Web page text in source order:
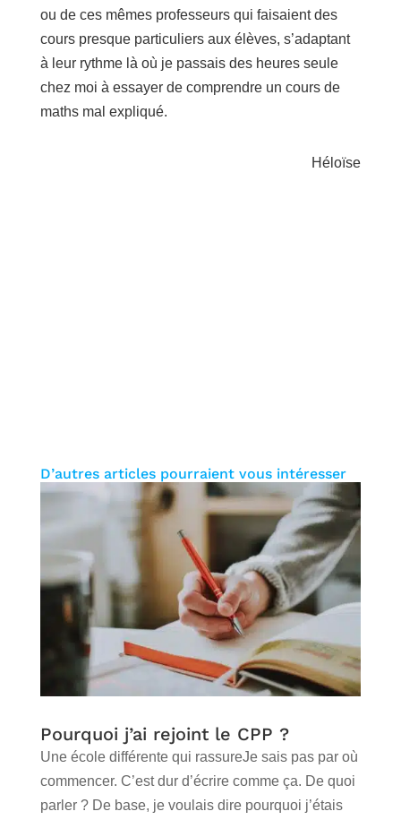
ou de ces mêmes professeurs qui faisaient des
cours presque particuliers aux élèves, s’adaptant
à leur rythme là où je passais des heures seule
chez moi à essayer de comprendre un cours de
maths mal expliqué.
Héloïse
D’autres articles pourraient vous intéresser
Pourquoi j’ai rejoint le CPP ?
Une école différente qui rassureJe sais pas par où
commencer. C’est dur d’écrire comme ça. De quoi
parler ? De base, je voulais dire pourquoi j’étais